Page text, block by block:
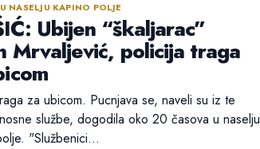
NASELJU KAPINO POLJE
Ubijen “škaljarac”
Mrvaljević, policija traga
za ubicom. Pucnjava se, naveli su iz te
službe, dogodila oko 20 časova u naselju
"Službenici...